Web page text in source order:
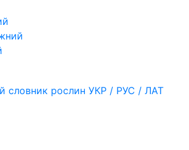
словник рослин УКР / РУС / ЛАТ